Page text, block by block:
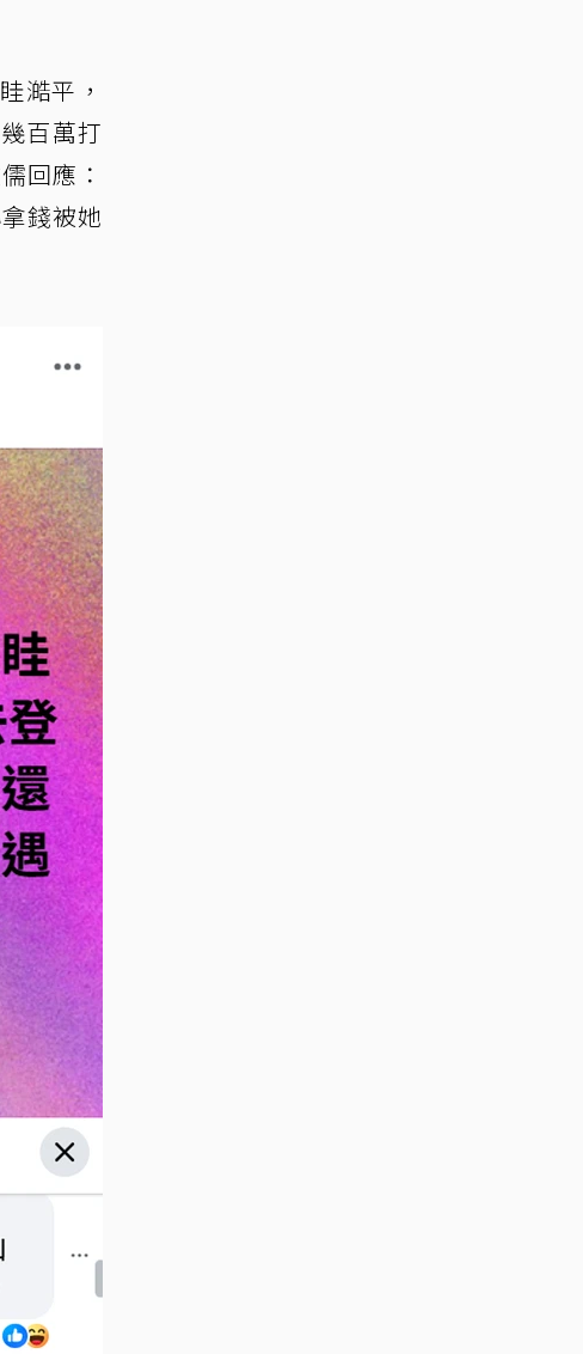
澔平，
百萬打
回應：
錢被她